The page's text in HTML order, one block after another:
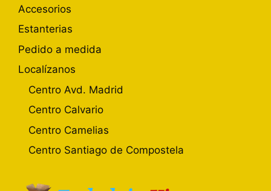
Accesorios
Estanterias
Pedido a medida
Localízanos
Centro Avd. Madrid
Centro Calvario
Centro Camelias
Centro Santiago de Compostela